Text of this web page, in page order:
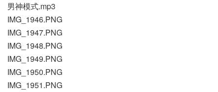
男神模式.mp3
IMG_1946.PNG
IMG_1947.PNG
IMG_1948.PNG
IMG_1949.PNG
IMG_1950.PNG
IMG_1951.PNG